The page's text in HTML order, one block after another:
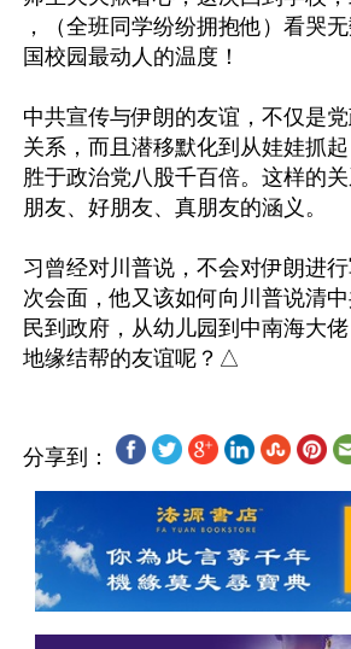
，（全班同学纷纷拥抱他）看哭
国校园最动人的温度！
中共宣传与伊朗的友谊，不仅是
关系，而且潜移默化到从娃娃抓起
胜于政治党八股千百倍。这样的
朋友、好朋友、真朋友的涵义。
习曾经对川普说，不会对伊朗进
次会面，他又该如何向川普说清
民到政府，从幼儿园到中南海大
分享到：